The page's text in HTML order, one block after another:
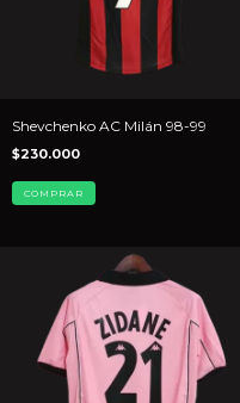
Shevchenko AC Milán 98-99
$230.000
COMPRAR